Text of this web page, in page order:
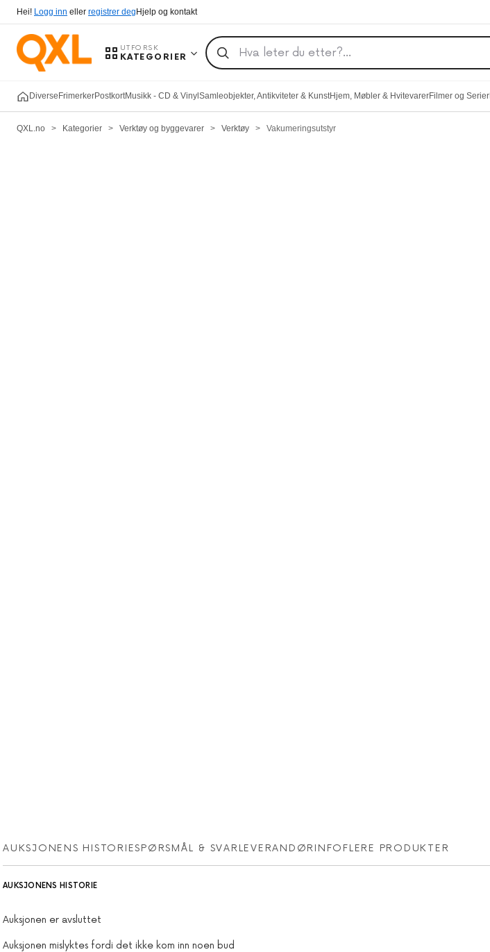
Hei! Logg inn eller registrer degHjelp og kontakt
UTFORSK
KATEGORIER
Diverse FrimerkerPostkortMusikk - CD & Vinyl Samleobjekter, Antikviteter & KunstHjem, Møbler & HvitevarerFilmer og Serier
QXL.no > Kategorier > Verktøy og byggevarer > Verktøy > Vakumeringsutstyr
AUKSJONENS HISTORIESPØRSMÅL & SVARLEVERANDØRINFO FLERE PRODUKTER
AUKSJONENS HISTORIE
Auksjonen er avsluttet
Auksjonen mislyktes fordi det ikke kom inn noen bud